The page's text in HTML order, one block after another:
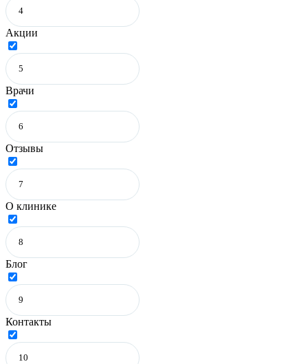
Акции
Врачи
Отзывы
О клинике
Блог
Контакты